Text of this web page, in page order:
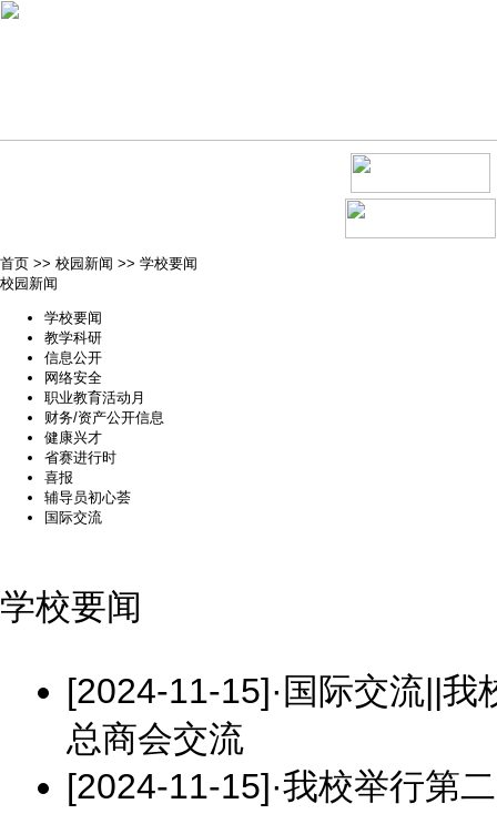
首页 >> 校园新闻 >> 学校要闻
校园新闻
学校要闻
教学科研
信息公开
网络安全
职业教育活动月
财务/资产公开信息
健康兴才
省赛进行时
喜报
辅导员初心荟
国际交流
学校要闻
[2024-11-15]· 国际交流||我
总商会交流
[2024-11-15]·我校举行第